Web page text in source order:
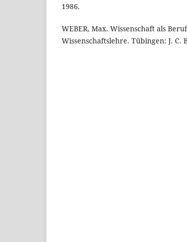
1986.
WEBER, Max. Wissenschaft als
Wissenschaftslehre. Tübingen: J. C.